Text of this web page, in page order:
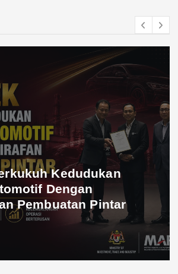
Kedudukan
Dengan
Pembuatan Pintar